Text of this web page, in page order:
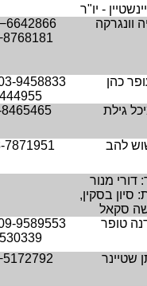
- יו"ר
וונגרקה
כהן 9458833
גילת
להב 7871951
דורי מנור
סיון בסקין,
סקאל
טופר
9589553
שטיינר